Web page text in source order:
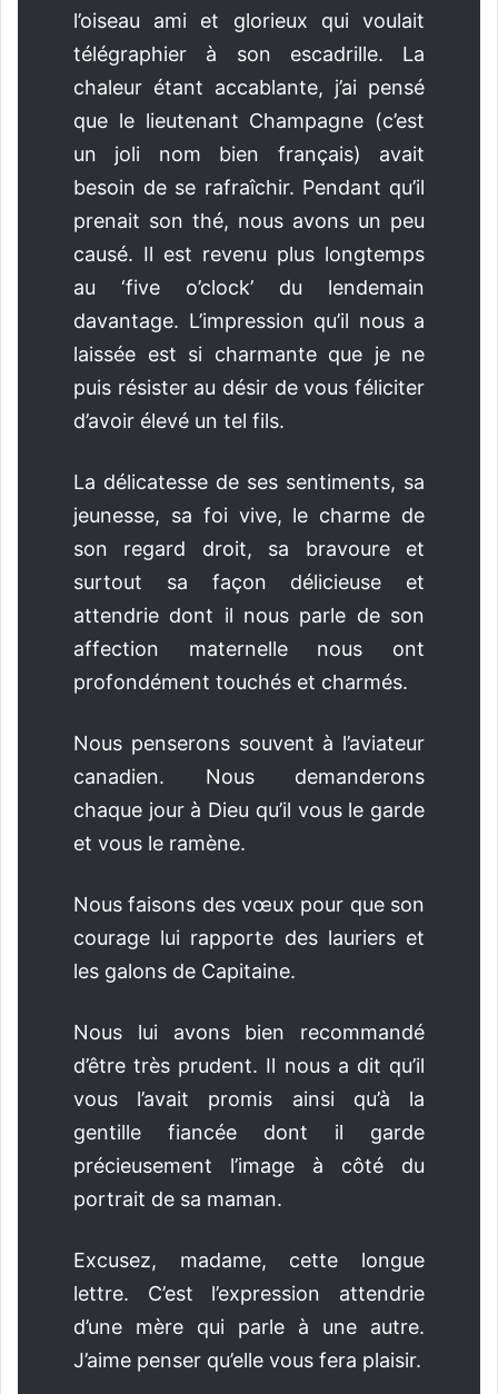
l’oiseau ami et glorieux qui voulait
télégraphier à son escadrille. La
chaleur étant accablante, j’ai pensé
que le lieutenant Champagne (c’est
un joli nom bien français) avait
besoin de se rafraîchir. Pendant qu’il
prenait son thé, nous avons un peu
causé. Il est revenu plus longtemps
au ‘five o’clock’ du lendemain
davantage. L’impression qu’il nous a
laissée est si charmante que je ne
puis résister au désir de vous féliciter
d’avoir élevé un tel fils.
La délicatesse de ses sentiments, sa
jeunesse, sa foi vive, le charme de
son regard droit, sa bravoure et
surtout sa façon délicieuse et
attendrie dont il nous parle de son
affection maternelle nous ont
profondément touchés et charmés.
Nous penserons souvent à l’aviateur
canadien. Nous demanderons
chaque jour à Dieu qu’il vous le garde
et vous le ramène.
Nous faisons des vœux pour que son
courage lui rapporte des lauriers et
les galons de Capitaine.
Nous lui avons bien recommandé
d’être très prudent. Il nous a dit qu’il
vous l’avait promis ainsi qu’à la
gentille fiancée dont il garde
précieusement l’image à côté du
portrait de sa maman.
Excusez, madame, cette longue
lettre. C’est l’expression attendrie
d’une mère qui parle à une autre.
J’aime penser qu’elle vous fera plaisir.